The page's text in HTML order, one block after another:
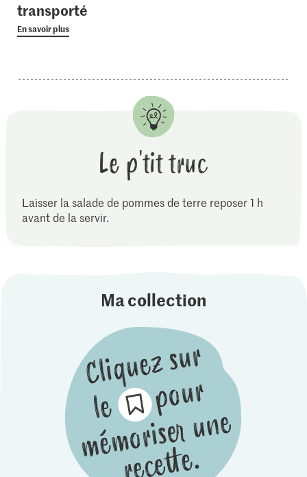
transporté
En savoir plus
Le p'tit truc
Laisser la salade de pommes de terre reposer 1 h
avant de la servir.
Ma collection